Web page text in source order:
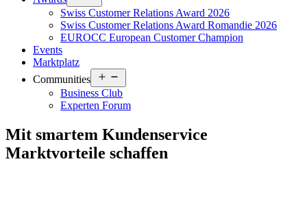
menu
Swiss Customer Relations Award 2026
Swiss Customer Relations Award Romandie 2026
EUROCC European Customer Champion
Events
Marktplatz
Communities
menu
Business Club
Experten Forum
Mit smartem Kundenservice
Marktvorteile schaffen